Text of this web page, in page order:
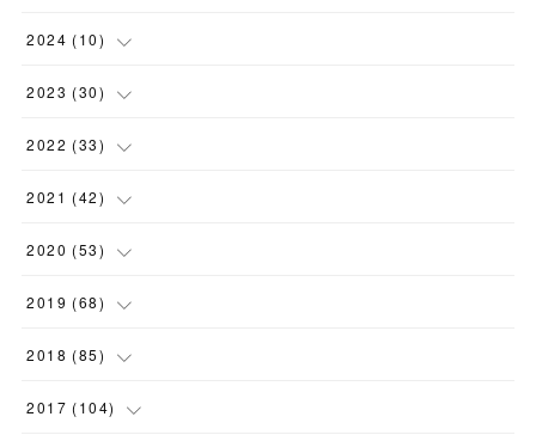
(3)
(1)
(2)
(1)
(1)
(1)
( 1)
2024 (10)
(1)
(4)
(1)
(1)
2023 (30)
(1)
(1)
(1)
(4)
2022 (33)
(5)
(1)
(1)
(2)
2021 (42)
(1)
(2)
(5)
( 9 )
2020 (53)
(1)
(5)
(7 )
2019 (68)
(6)
(6)
2018 (85)
(6)
2017 (104)